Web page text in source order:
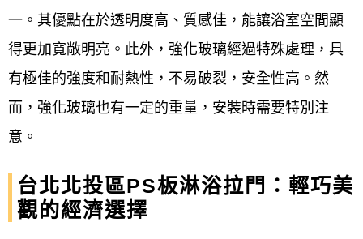
一。其優點在於透明度高、質感佳，能讓浴室空間顯
得更加寬敞明亮。此外，強化玻璃經過特殊處理，具
有極佳的強度和耐熱性，不易破裂，安全性高。然
而，強化玻璃也有一定的重量，安裝時需要特別注
意。
台北北投區PS板淋浴拉門：輕巧美
觀的經濟選擇